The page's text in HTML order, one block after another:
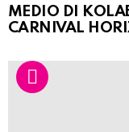
MEDIO DI
CARNIVAL